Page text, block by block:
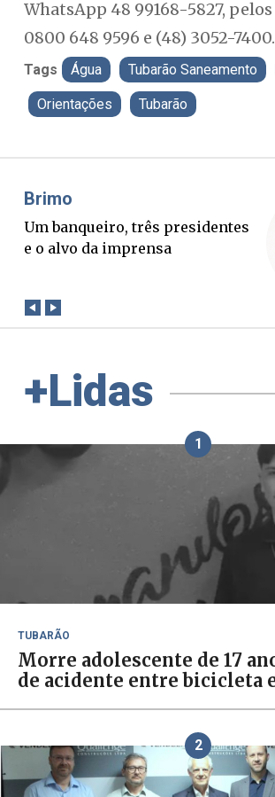
WhatsApp 48 99168-5827,
0800 648 9596 e (48) 3052-7400.
Tags Água Tubarão Saneamento
Orientações Tubarão
O Boato corre mais rápido
verdade. Mas quem paga a
+Lidas
1
TUBARÃO
Morre adolescente de 17
de acidente entre bicicleta
2